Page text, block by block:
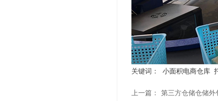
关键词： 小面积电商仓库
上一篇：
第三方仓储仓储外